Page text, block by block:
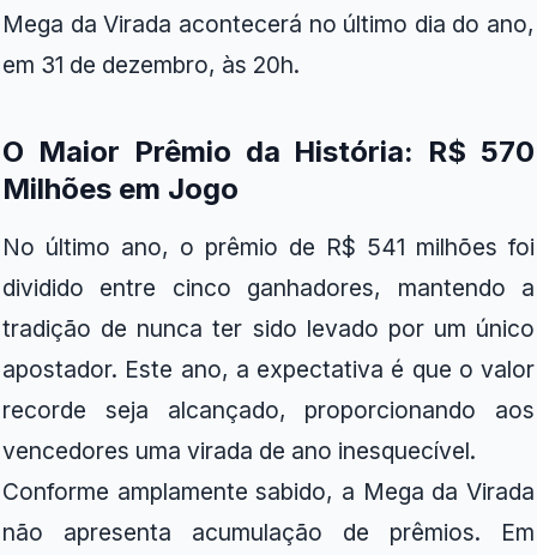
Mega da Virada acontecerá no último dia do ano,
em 31 de dezembro, às 20h.
O Maior Prêmio da História: R$ 570
Milhões em Jogo
No último ano, o prêmio de R$ 541 milhões foi
dividido entre cinco ganhadores, mantendo a
tradição de nunca ter sido levado por um único
apostador. Este ano, a expectativa é que o valor
recorde seja alcançado, proporcionando aos
vencedores uma virada de ano inesquecível.
Conforme amplamente sabido, a Mega da Virada
não apresenta acumulação de prêmios. Em